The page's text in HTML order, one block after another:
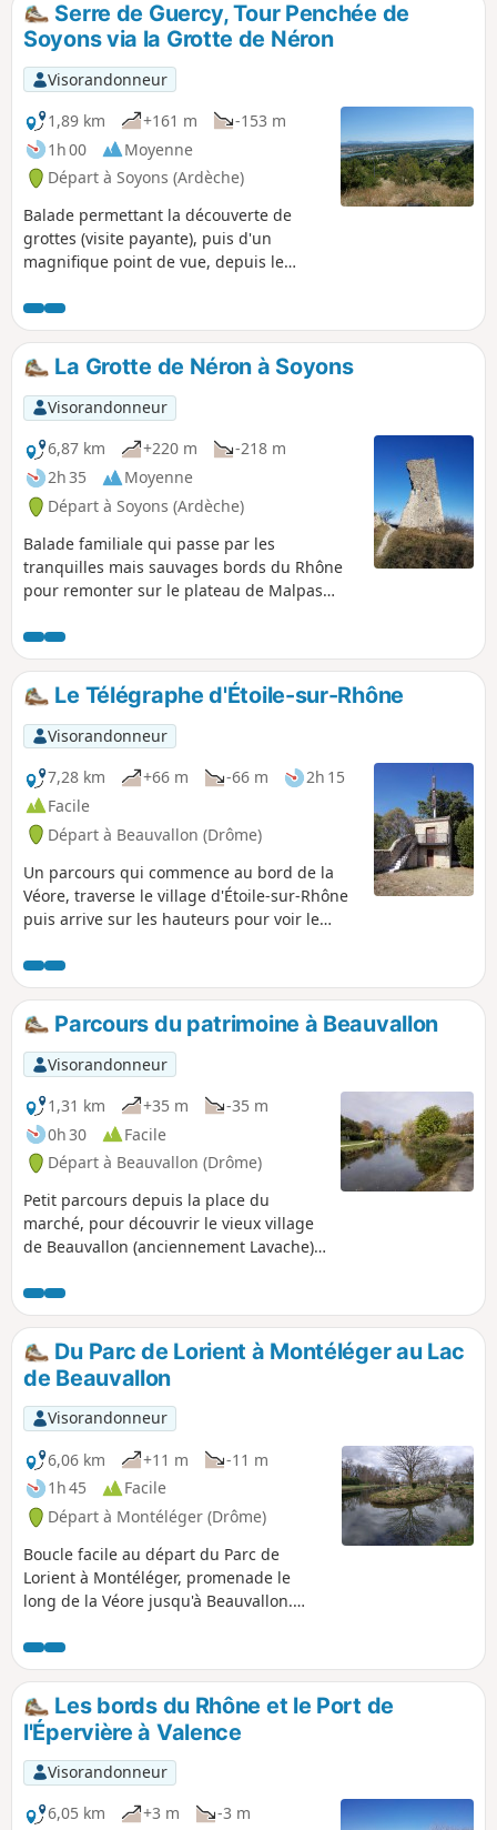
p
Serre de Guercy, Tour Penchée de
Soyons via la Grotte de Néron
Visorandonneur
1,89 km
+161 m
-153 m
1h 00
Moyenne
Départ à Soyons (Ardèche)
Balade permettant la découverte de
grottes (visite payante), puis d'un
magnifique point de vue, depuis le
la Tour Penchée, installée sur un ancien
oppidum gaulois.
La Grotte de Néron à Soyons
Visorandonneur
6,87 km
+220 m
-218 m
2h 35
Moyenne
Départ à Soyons (Ardèche)
Balade familiale qui passe par les
tranquilles mais sauvages bords du Rhône
pour remonter sur le plateau de Malpas
Le Télégraphe d'Étoile-sur-Rhône
Visorandonneur
7,28 km
+66 m -66 m
2h 15
Facile
Départ à Beauvallon (Drôme)
Un parcours qui commence au bord de la
Véore, traverse le village d'Étoile-sur-Rhône
puis arrive sur les hauteurs pour voir le
télécommunications.
Parcours du patrimoine à Beauvallon
Visorandonneur
1,31 km
+35 m
-35 m
0h 30
Facile
Départ à Beauvallon (Drôme)
Petit parcours depuis la place du
marché, pour découvrir le vieux village
de Beauvallon (anciennement Lavache)
promeneurs "armés" d’un Smartphone
pourront avoir plus d'explications avec
les QR codes présents sur les panneaux
qui jalonnent la visite.
Du Parc de Lorient à Montéléger au Lac
de Beauvallon
Visorandonneur
6,06 km
+11 m
-11 m
1h 45
Facile
Départ à Montéléger (Drôme)
Boucle facile au départ du Parc de
Lorient à Montéléger, promenade le
long de la Véore jusqu'à Beauvallon.
long de la Véore.
Les bords du Rhône et le Port de
l'Épervière à Valence
Visorandonneur
6,05 km
+3 m
-3 m